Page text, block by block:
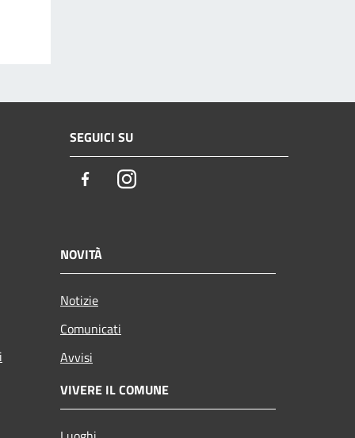
SEGUICI SU
FacebookInstagram
NOVITÀ
Notizie
Comunicati
Avvisi
VIVERE IL COMUNE